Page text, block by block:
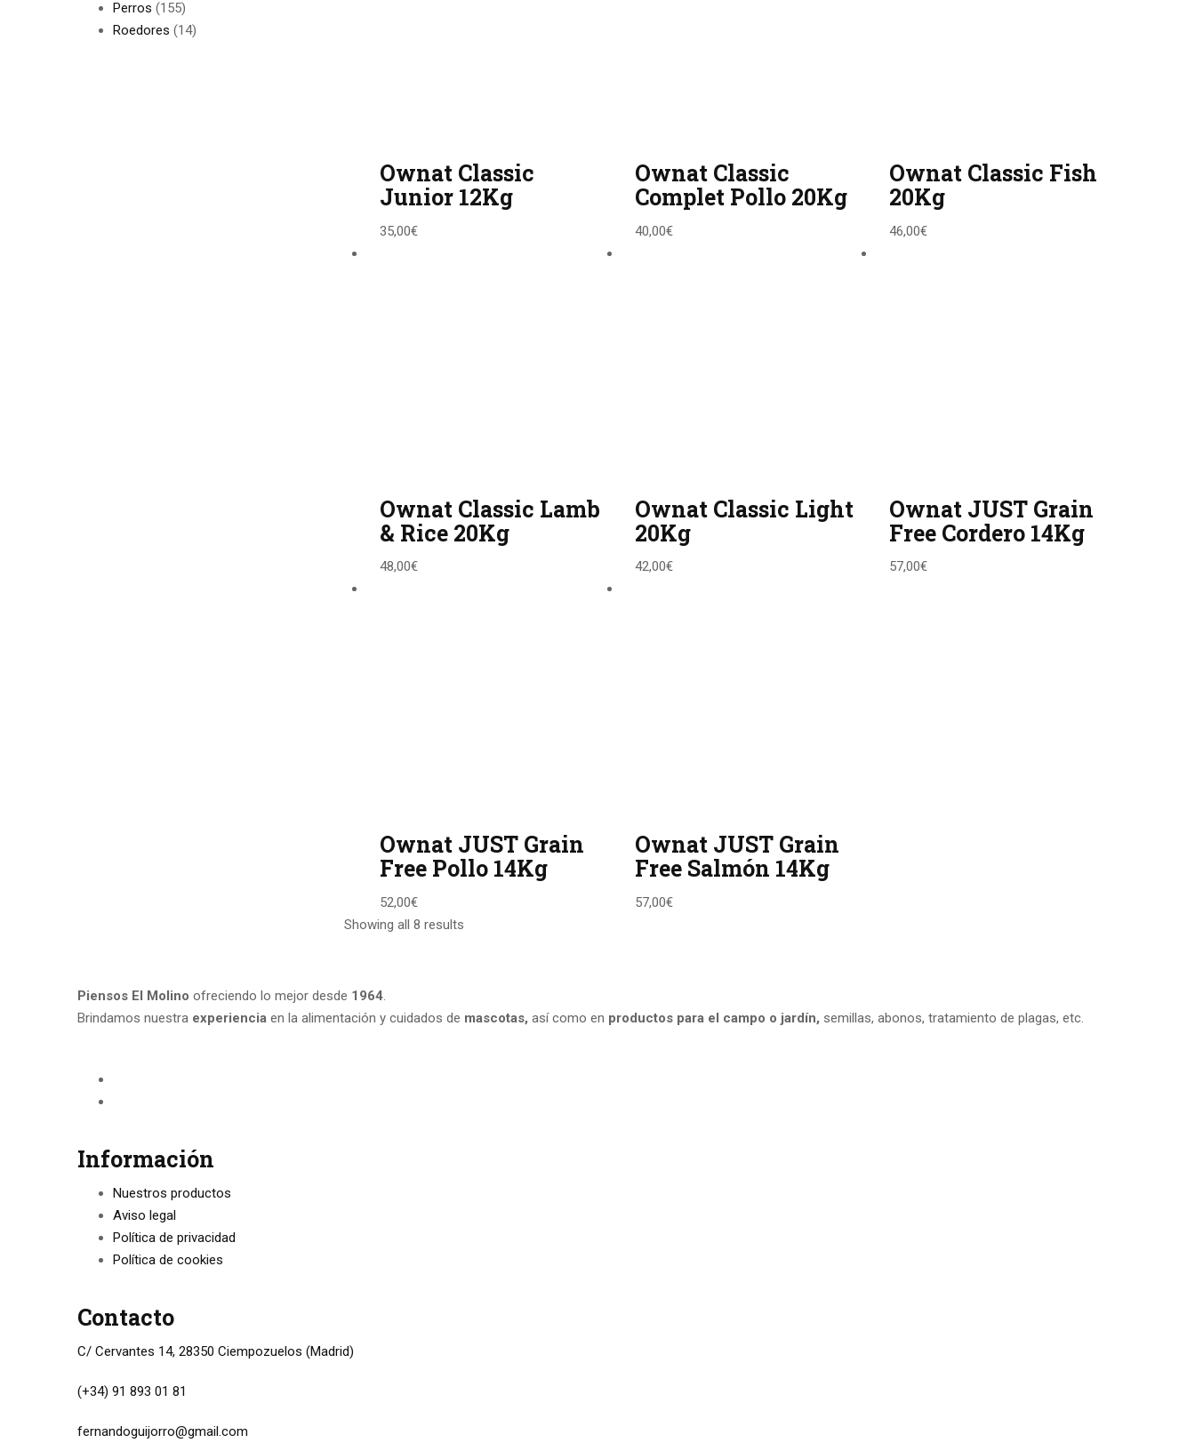
Perros (155)
Roedores (14)
Ownat Classic
Junior 12Kg
35,00€
Ownat Classic
Complet Pollo 20Kg
40,00€
Ownat Classic Fish
20Kg
46,00€
Ownat Classic Lamb
& Rice 20Kg
48,00€
Ownat Classic Light
20Kg
42,00€
Ownat JUST Grain
Free Cordero 14Kg
57,00€
Ownat JUST Grain
Free Pollo 14Kg
52,00€
Ownat JUST Grain
Free Salmón 14Kg
57,00€
Showing all 8 results
Piensos El Molino ofreciendo lo mejor desde 1964.
Brindamos nuestra experiencia en la alimentación y cuidados de mascotas, así como en productos para el campo o jardín, semillas, abonos, tratamiento de plagas, etc.
Información
Nuestros productos
Aviso legal
Política de privacidad
Política de cookies
Contacto
C/ Cervantes 14, 28350 Ciempozuelos (Madrid)
(+34) 91 893 01 81
fernandoguijorro@gmail.com